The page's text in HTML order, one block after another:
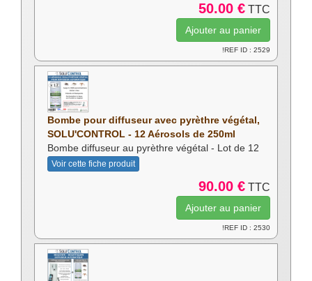
50.00 € TTC
!REF ID : 2529
Bombe pour diffuseur avec pyrèthre végétal,
SOLU'CONTROL - 12 Aérosols de 250ml
Bombe diffuseur au pyrèthre végétal - Lot de 12
Voir cette fiche produit
90.00 € TTC
!REF ID : 2530